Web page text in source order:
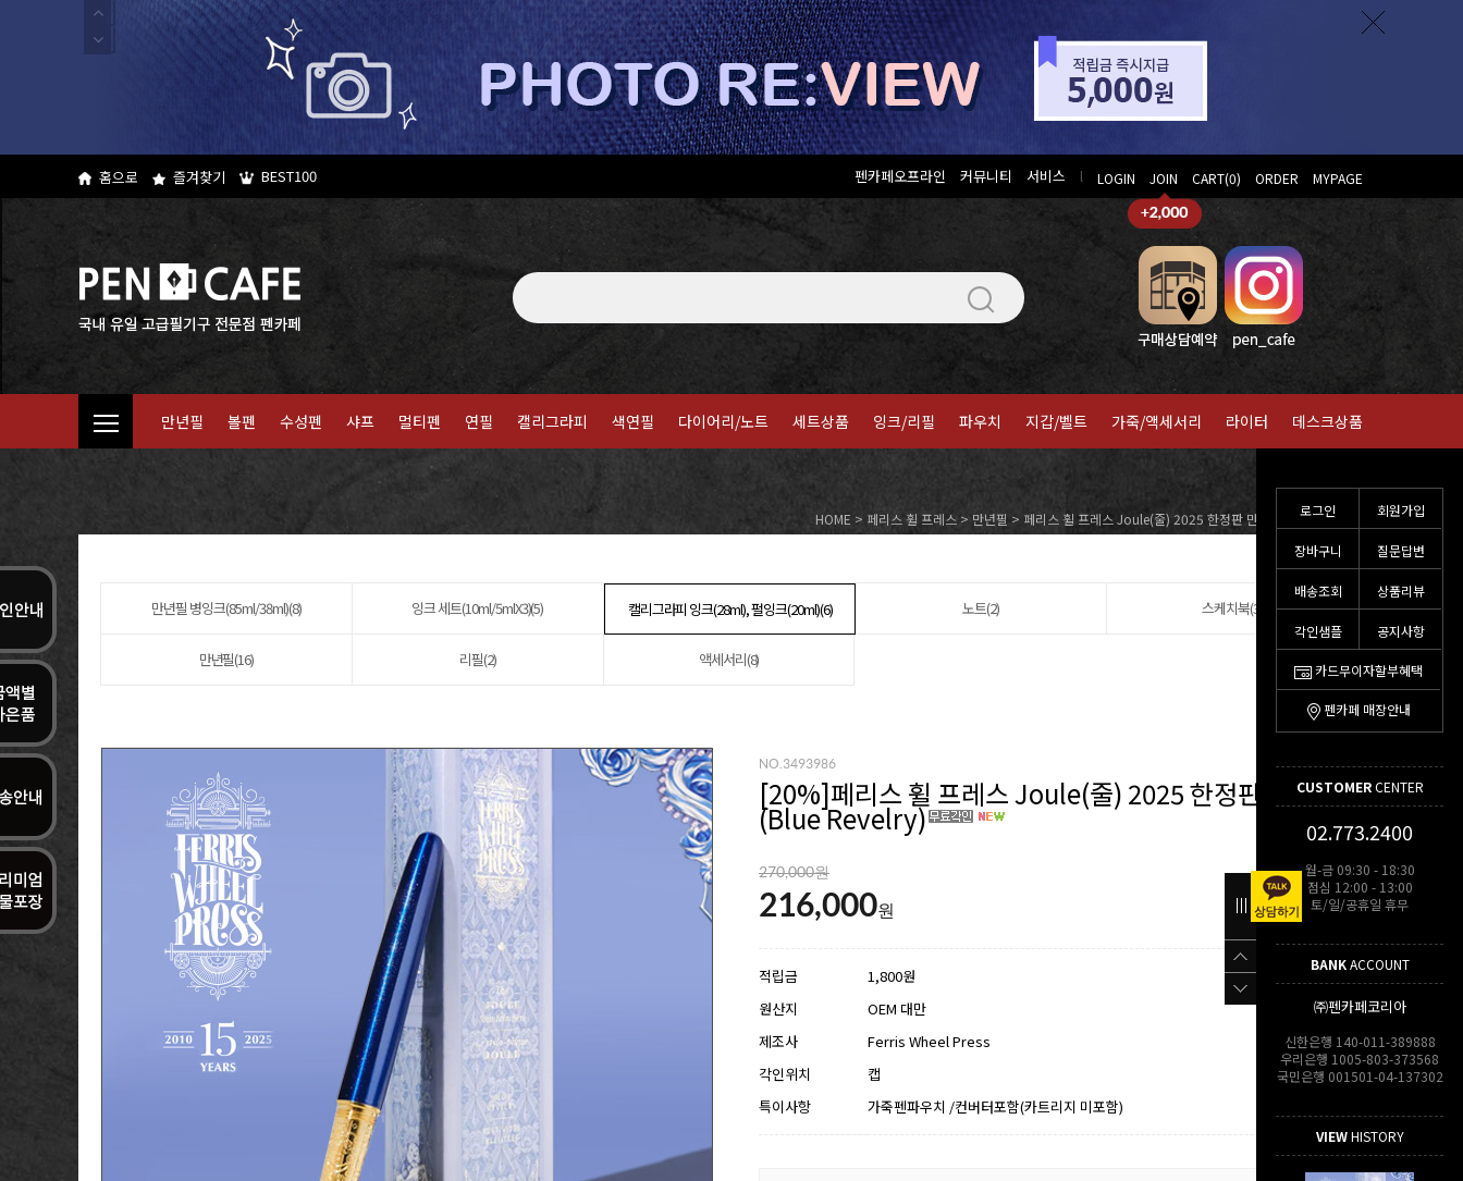
로그인 회원가입
장바구니 질문답변
배송조회 상품리뷰
각인샘플 공지사항
카드무이자할부혜택
펜카페 매장안내
CUSTOMERCENTER
02.773.2400
월-금 09:30 - 18:30
점심 12:00 - 13:00
토/일/공휴일 휴무
BANKACCOUNT
㈜펜카페코리아
신한은행 140-011-389888
우리은행 1005-803-373568
국민은행 001501-04-137302
VIEWHISTORY
홈으로 즐겨찾기 BEST100 펜카페오프라인 커뮤니티 서비스 l LOGIN JOIN CART(0) ORDER MYPAGE
만년필 볼펜 수성펜 샤프 멀티펜 연필 캘리그라피 색연필 다이어리/노트 세트상품 잉크/리필 파우치 지갑/벨트 가죽/액세서리 라이터 데스크상품
HOME > 페리스 휠 프레스 > 만년필 > 페리스 휠 프레스 Joule(줄) 2025 한정판 만년필(Blue Revelry)
만년필 병잉크(85ml/38ml)(8) 잉크 세트(10ml/5mlX3)(5) 캘리그라피 잉크(28ml), 펄잉크(20ml)(6) 노트(2) 스케치북(3)
만년필(16) 리필(2) 액세서리(8)
NO.3493986
[20%]페리스 휠 프레스 Joule(줄) 2025 한정판 만년필
(Blue Revelry)
270,000원
216,000원
적립금
1,800원
원산지
OEM 대만
제조사
Ferris Wheel Press
각인위치
캡
특이사항
가죽펜파우치 /컨버터포함(카트리지 미포함)